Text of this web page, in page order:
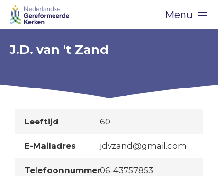
Skip
navigation
Menu
J.D. van 't Zand
Leeftijd 60
E-Mailadres jdvzand@gmail.com
Telefoonnummer06-43757853